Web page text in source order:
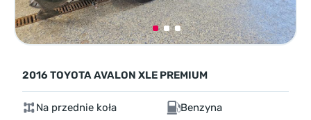
2016 TOYOTA AVALON XLE PREMIUM
Na przednie koła
Benzyna